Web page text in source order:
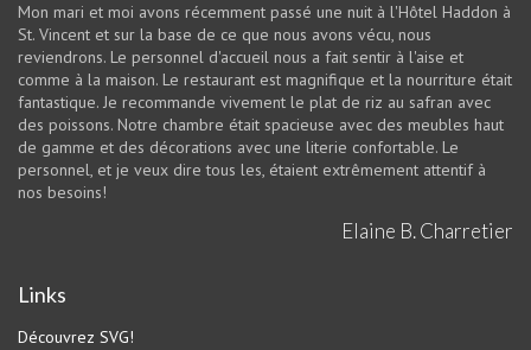
Mon mari et moi avons récemment passé une nuit à l'Hôtel Haddon à
St. Vincent et sur la base de ce que nous avons vécu, nous
reviendrons. Le personnel d'accueil nous a fait sentir à l'aise et
comme à la maison. Le restaurant est magnifique et la nourriture était
fantastique. Je recommande vivement le plat de riz au safran avec
des poissons. Notre chambre était spacieuse avec des meubles haut
de gamme et des décorations avec une literie confortable. Le
personnel, et je veux dire tous les, étaient extrêmement attentif à
nos besoins!
Elaine B. Charretier
Links
Découvrez SVG!